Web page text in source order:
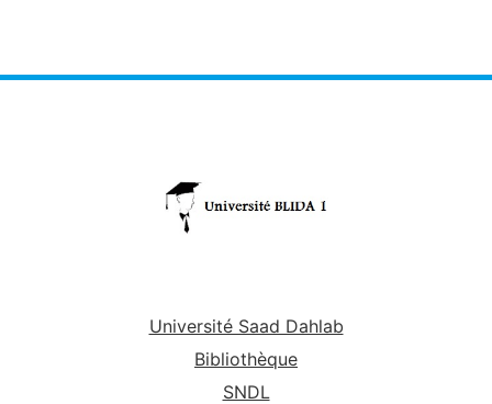
Université Saad Dahlab
Bibliothèque
SNDL